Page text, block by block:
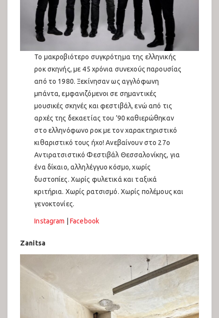
Το μακροβιότερο συγκρότημα της ελληνικής
ροκ σκηνής, με 45 χρόνια συνεχούς παρουσίας
από το 1980. Ξεκίνησαν ως αγγλόφωνη
μπάντα, εμφανιζόμενοι σε σημαντικές
μουσικές σκηνές και φεστιβάλ, ενώ από τις
αρχές της δεκαετίας του ’90 καθιερώθηκαν
στο ελληνόφωνο ροκ με τον χαρακτηριστικό
κιθαριστικό τους ήχο! Ανεβαίνουν στο 27ο
Αντιρατσιστικό Φεστιβάλ Θεσσαλονίκης, για
ένα δίκαιο, αλληλέγγυο κόσμο, χωρίς
δυστοπίες. Χωρίς φυλετικά και ταξικά
κριτήρια. Χωρίς ρατσισμό. Χωρίς πολέμους και
γενοκτονίες.
Instagram Facebook
Zanitsa